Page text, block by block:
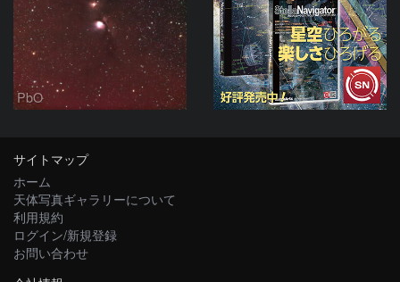
PbO
サイトマップ
ホーム
天体写真ギャラリーについて
利用規約
ログイン/新規登録
お問い合わせ